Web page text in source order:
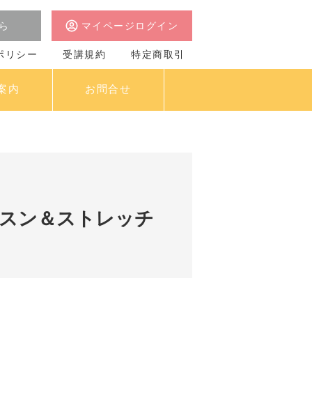
マイページログイン
リシー 受講規約 特定商取引
内 お問合せ
ン＆ストレッチ